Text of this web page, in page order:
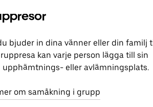
bjuder in dina vänner eller din familj
kan varje person lägga till sin
upphämtnings- eller avlämningsplats.
om samåkning i grupp